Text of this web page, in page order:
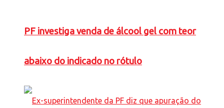
PF investiga venda de álcool gel com teor
abaixo do indicado no rótulo